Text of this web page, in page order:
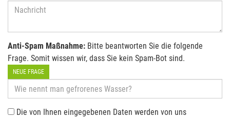
Anti-Spam Maßnahme: Bitte beantworten Sie die folgende
Frage. Somit wissen wir, dass Sie kein Spam-Bot sind.
NEUE FRAGE
Die von Ihnen eingegebenen Daten werden von uns